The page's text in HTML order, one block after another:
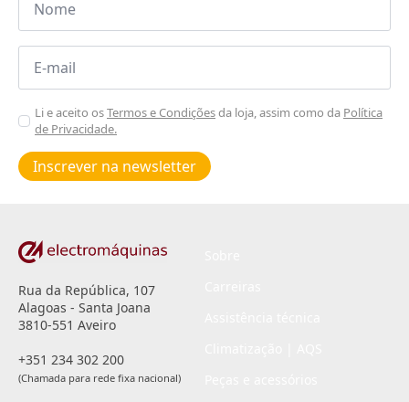
Email
Aceitar
Poiticas
de
privacidade
Li e aceito osTermos e Condiçõesda loja, assim como da Política
de Privacidade.
Inscrever na newsletter
Rua da República, 107
Alagoas - Santa Joana
3810-551 Aveiro
+351 234 302 200
(Chamada para rede fixa nacional)